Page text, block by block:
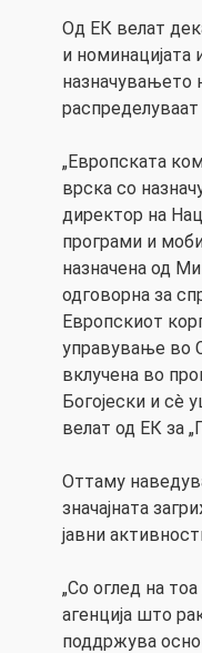
Од ЕК велат
и номинацијата
назначувањето
„Европската
врска со
директор на
програми и
назначена од
одговорна за
Европскиот
управување во
вклучена во
Богојески и сè
велат од ЕК за
Оттаму
значајната
јавни
„Со оглед на
агенција што
поддржува